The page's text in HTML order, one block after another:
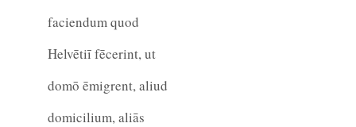
faciendum quod
Helvētiī fēcerint, ut
domō ēmigrent, aliud
domicilium, aliās